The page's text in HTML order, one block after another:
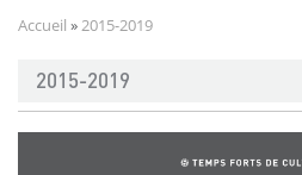
Fil d'Ariane
Accueil 2015-2019
2015-2019